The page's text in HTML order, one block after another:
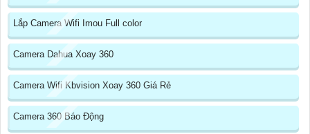
Lắp Camera Wifi Imou Full color
Camera Dahua Xoay 360
Camera Wifi Kbvision Xoay 360 Giá Rẻ
Camera 360 Báo Động